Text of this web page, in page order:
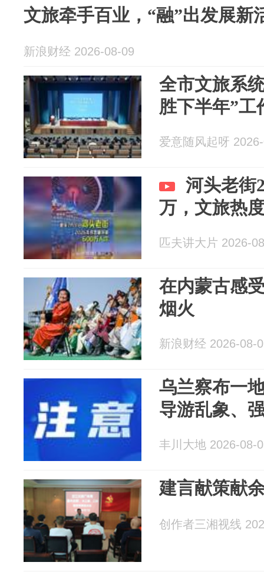
文旅牵手百业，“融”出发展新
新浪财经 2026-08-09
全市文旅系
胜下半年”工
爱意随风起呀
河头老街
万，文旅热
匹夫讲大片 2026-
在内蒙古感
烟火
新浪财经 2026-08-
乌兰察布一
导游乱象、
丰川大地 2026-08-
建言献策献
创作者三湘视线